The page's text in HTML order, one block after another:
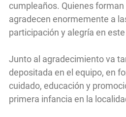
cumpleaños. Quienes
agradecen enormemente a
participación y alegría en este
Junto al agradecimiento va
depositada en el equipo, en
cuidado, educación y
primera infancia en la